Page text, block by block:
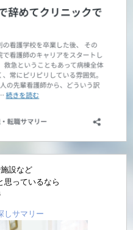
設など
思っているなら
しサマリー